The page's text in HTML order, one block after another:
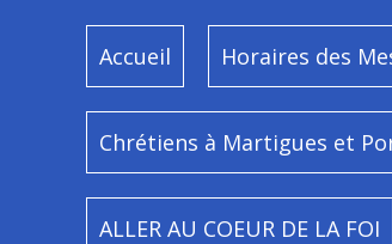
Accueil Horaires des
Chrétiens à Martigues et
ALLER AU COEUR DE LA FOI